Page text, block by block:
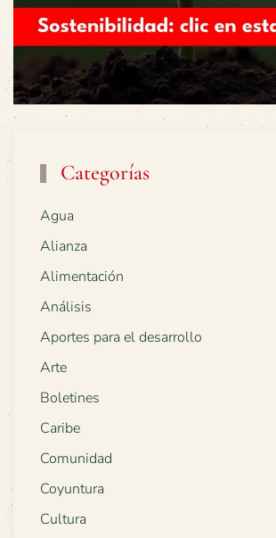
Categorías
Agua
Alianza
Alimentación
Análisis
Aportes para el desarrollo
Arte
Boletines
Caribe
Comunidad
Coyuntura
Cultura